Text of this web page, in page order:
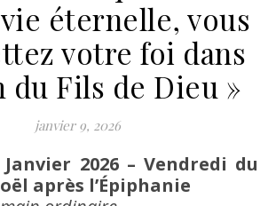
éternelle, vous
votre foi dans
du Fils de Dieu »
janvier 9, 2026
après l’Épiphanie